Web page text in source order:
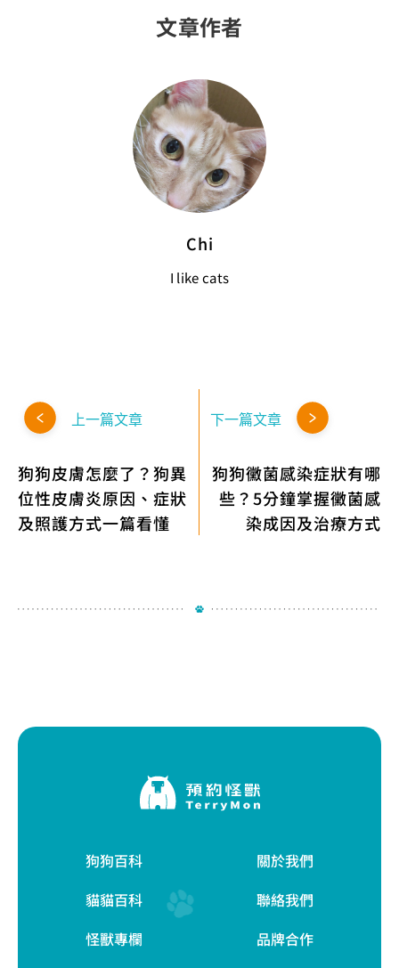
文章作者
Chi
I like cats
上一篇文章
狗狗皮膚怎麼了？狗異
位性皮膚炎原因、症狀
及照護方式一篇看懂
下一篇文章
狗狗黴菌感染症狀有哪
些？5分鐘掌握黴菌感
染成因及治療方式
狗狗百科
貓貓百科
怪獸專欄
關於我們
聯絡我們
品牌合作